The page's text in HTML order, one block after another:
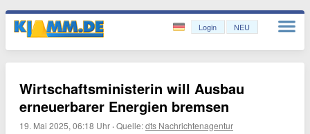
Login NEU
Wirtschaftsministerin will Ausbau
erneuerbarer Energien bremsen
19. Mai 2025, 06:18 Uhr ·Quelle:dts Nachrichtenagentur